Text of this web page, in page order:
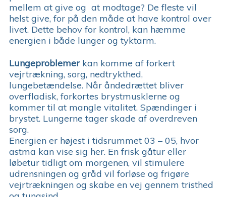
mellem at give og at modtage? De fleste vil
helst give, for på den måde at have kontrol over
livet. Dette behov for kontrol, kan hæmme
energien i både lunger og tyktarm.
Lungeproblemerkan komme af forkert
vejrtrækning, sorg, nedtrykthed,
lungebetændelse. Når åndedrættet bliver
overfladisk, forkortes brystmusklerne og
kommer til at mangle vitalitet. Spændinger i
brystet. Lungerne tager skade af overdreven
sorg.
Energien er højest i tidsrummet 03 – 05, hvor
astma kan vise sig her. En frisk gåtur eller
løbetur tidligt om morgenen, vil stimulere
udrensningen og gråd vil forløse og frigøre
vejrtrækningen og skabe en vej gennem tristhed